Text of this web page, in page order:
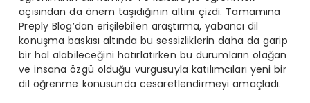
açısından da önem taşıdığının altını çizdi. Tamamına
Preply Blog’dan erişilebilen araştırma, yabancı dil
konuşma baskısı altında bu sessizliklerin daha da garip
bir hal alabileceğini hatırlatırken bu durumların olağan
ve insana özgü olduğu vurgusuyla katılımcıları yeni bir
dil öğrenme konusunda cesaretlendirmeyi amaçladı.